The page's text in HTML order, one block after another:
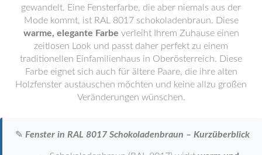
gewandelt. Eine Fensterfarbe, die aber niemals aus der
Mode kommt, ist RAL 8017 schokoladenbraun. Diese
warme, elegante Farbe verleiht Ihrem Zuhause einen
zeitlosen Look und passt daher perfekt zu einem
traditionellen Einfamilienhaus in Oberösterreich. Diese
Farbe eignet sich auch für ältere Paare, die ihre alten
Holzfenster austauschen möchten und keine allzu großen
Veränderungen wünschen.
✎ Fenster in RAL 8017 Schokoladenbraun – Kurzüberblick